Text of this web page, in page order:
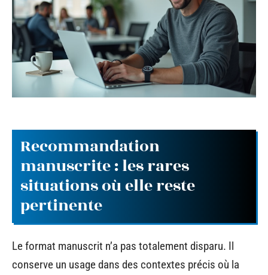
Recommandation
manuscrite : les rares
situations où elle reste
pertinente
Le format manuscrit n’a pas totalement disparu. Il
conserve un usage dans des contextes précis où la